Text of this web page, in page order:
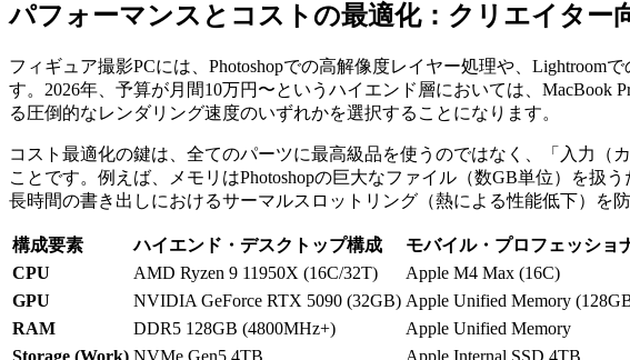
パフォーマンスとコストの最適化：クリエイター
フィギュア撮影PCには、Photoshopでの高解像度レイヤー処理や、
す。2026年、予算が月間10万円〜というハイエンド層においては、MacBook
る圧倒的なレンダリング速度のいずれかを選択することになります。
コスト最適化の鍵は、全てのパーツに最高級品を使うのではなく、「入力（
ことです。例えば、メモリはPhotoshopの巨大なファイル（数GB単位）を扱
長時間の書き出しにおけるサーマルスロットリング（熱による性能低下）を
構成要素 ハイエンド・デスクトップ構成 モバイル・プロフェッショ
CPU
AMD Ryzen 9 11950X (16C/32T) Apple M4 Max (16C)
GPU
NVIDIA GeForce RTX 5090 (32GB) Apple Unified Memory
RAM
DDR5 128GB (4800MHz+) Apple Unified Memory
Storage (Work) NVMe Gen5 4TB Apple Internal SSD 4TB